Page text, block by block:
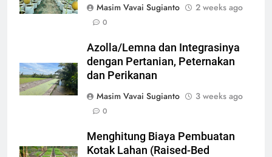
Masim Vavai Sugianto
2 weeks ago
0
Azolla/Lemna dan Integrasinya
dengan Pertanian, Peternakan
dan Perikanan
Masim Vavai Sugianto
3 weeks ago
0
Menghitung Biaya Pembuatan
Kotak Lahan (Raised-Bed